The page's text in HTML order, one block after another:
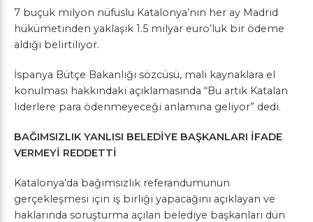
7 buçuk milyon nüfuslu Katalonya’nın her ay Madrid
hükümetinden yaklaşık 1.5 milyar euro’luk bir ödeme
aldığı belirtiliyor.
İspanya Bütçe Bakanlığı sözcüsü, mali kaynaklara el
konulması hakkındaki açıklamasında “Bu artık Katalan
liderlere para ödenmeyeceği anlamına geliyor” dedi.
BAĞIMSIZLIK YANLISI BELEDİYE BAŞKANLARI İFADE
VERMEYİ REDDETTİ
Katalonya’da bağımsızlık referandumunun
gerçekleşmesi için iş birliği yapacağını açıklayan ve
haklarında soruşturma açılan belediye başkanları dün